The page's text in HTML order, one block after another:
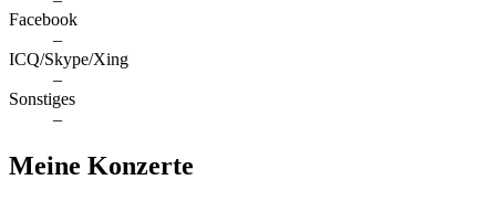
Facebook
–
ICQ/Skype/Xing
–
Sonstiges
–
Meine Konzerte